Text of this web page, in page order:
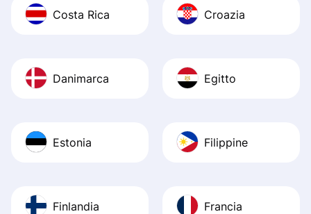
Costa Rica Croazia
Danimarca Egitto
Estonia Filippine
Finlandia Francia